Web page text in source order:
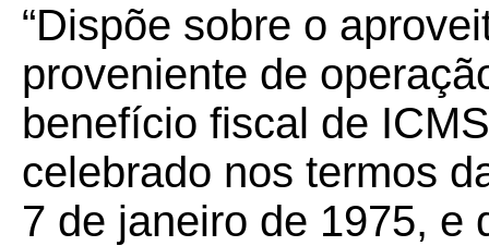
“Dispõe sobre o
proveniente de
benefício fiscal de
celebrado nos termos
7 de janeiro de 1975, e